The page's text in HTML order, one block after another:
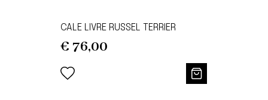
CALE LIVRE RUSSEL TERRIER
€ 76,00